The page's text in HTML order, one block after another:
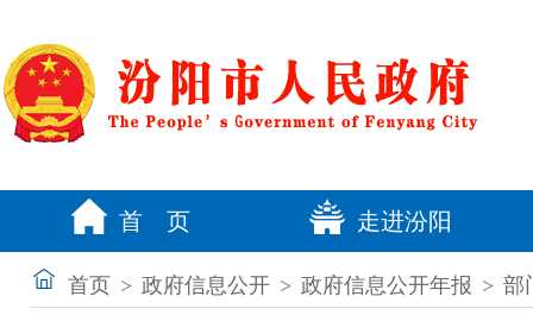
首 页 走进汾阳
首页 > 政府信息公开 > 政府信息公开年报 > 部